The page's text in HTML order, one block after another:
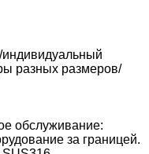
индивидуальный
разных размеров/
обслуживание:
за границей.